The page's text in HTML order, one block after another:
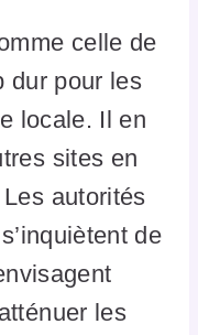
celle de
dur pour les
locale. Il en
sites en
autorités
de
les